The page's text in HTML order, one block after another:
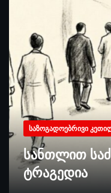
ᲡᲐᲖᲝᲒᲐᲓᲝᲔᲑᲠᲘᲕᲘ
სანთლით
ტრაგედია